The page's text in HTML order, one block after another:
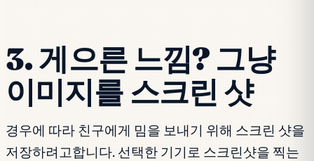
3. 게으른 느낌? 그냥
이미지를 스크린 샷
경우에 따라 친구에게 밈을 보내기 위해 스크린 샷을
저장하려고합니다. 선택한 기기로 스크린샷을 찍는